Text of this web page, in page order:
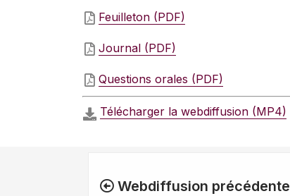
Feuilleton (PDF)
Journal (PDF)
Questions orales (PDF)
Télécharger la webdiffusion (MP4)
Webdiffusion précédente